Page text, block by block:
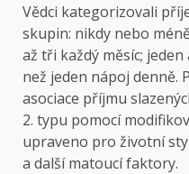
Vědci kategorizovali
skupin: nikdy nebo
až tři každý měsíc;
než jeden nápoj denně.
asociace příjmu
2. typu pomocí
upraveno pro životní
a další matoucí faktory.